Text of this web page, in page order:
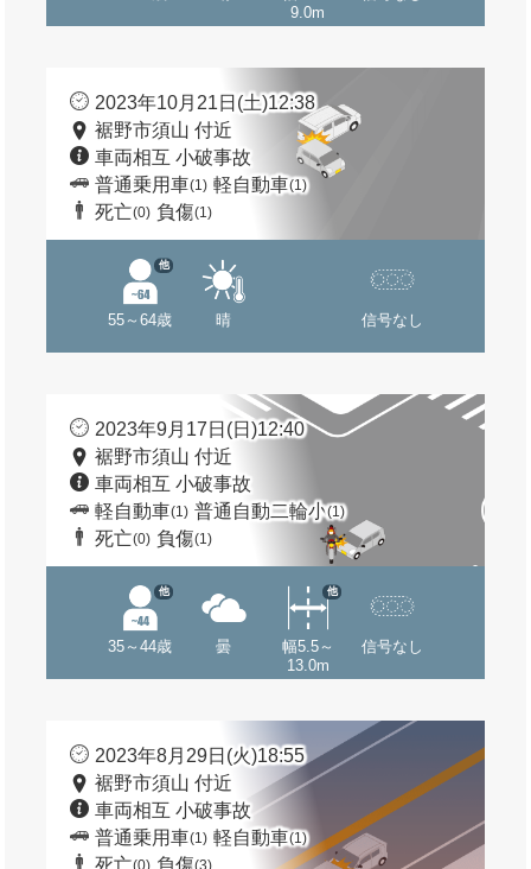
9.0m
2023年10月21日(土)12:38
裾野市須山 付近
車両相互 小破事故
普通乗用車(1) 軽自動車(1)
死亡(0) 負傷(1)
55～64歳
他
晴 信号なし
2023年9月17日(日)12:40
裾野市須山 付近
車両相互 小破事故
軽自動車(1) 普通自動二輪小(1)
死亡(0) 負傷(1)
35～44歳
他
曇
幅5.5～
13.0m
他
信号なし
2023年8月29日(火)18:55
裾野市須山 付近
車両相互 小破事故
普通乗用車(1) 軽自動車(1)
死亡(0) 負傷(3)